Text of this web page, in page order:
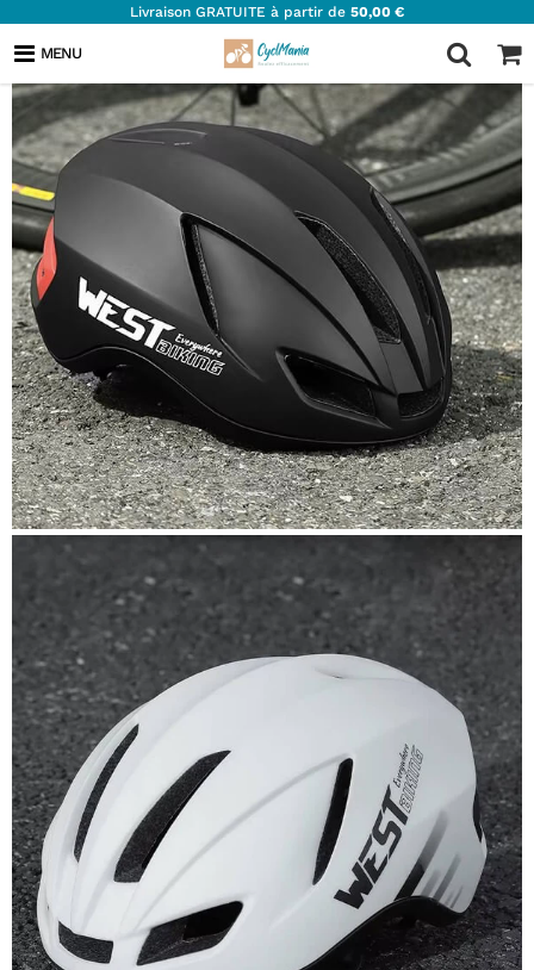
Livraison GRATUITE à partir de 50,00 €
MENU